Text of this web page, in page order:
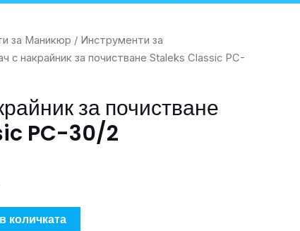
за Маникюр / Инструменти за
с накрайник за почистване Staleks Classic PC-
за почистване
PC-30/2
количката